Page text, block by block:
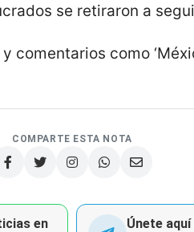
se retiraron a
como
COMPARTE ESTA NOTA
en
Únete